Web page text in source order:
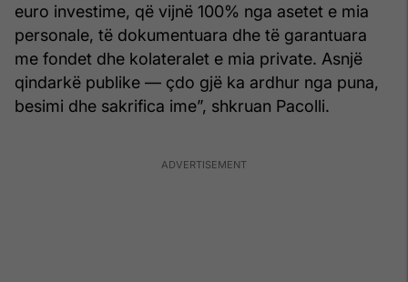
euro investime, që vijnë 100% nga asetet e mia
personale, të dokumentuara dhe të garantuara
me fondet dhe kolateralet e mia private. Asnjë
qindarkë publike — çdo gjë ka ardhur nga puna,
besimi dhe sakrifica ime”, shkruan Pacolli.